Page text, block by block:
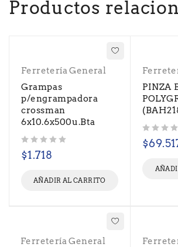
Productos
Ferretería General
Grampas
p/engrampadora
crossman
6x10.6x500u.Bta
$1.718
AÑADIR AL CARRITO
PINZA
$
Ferretería General